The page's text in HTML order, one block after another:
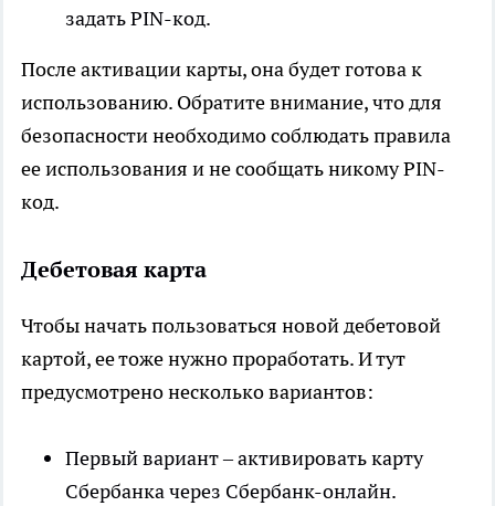
задать PIN-код.
После активации карты, она будет готова к
использованию. Обратите внимание, что для
безопасности необходимо соблюдать правила
ее использования и не сообщать никому PIN-
код.
Дебетовая карта
Чтобы начать пользоваться новой дебетовой
картой, ее тоже нужно проработать. И тут
предусмотрено несколько вариантов:
Первый вариант – активировать карту
Сбербанка через Сбербанк-онлайн.